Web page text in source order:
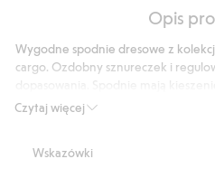
10
głosów
Opis
Czytaj więcej
Wygodne spodnie dresowe z
cargo. Ozdobny sznureczek i
prążkowany ściągacz w nogawkach.
Wskazówki